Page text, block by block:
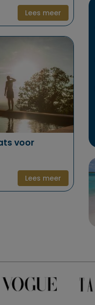
Lees meer
voor
Lees meer